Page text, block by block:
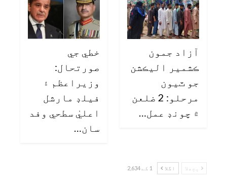
آزاد جمون
ڪشمير اليڪشن
جو ٽيون
مرحلو: 2 ضلعن
۾ چونڊ عمل…
خطي جي
صورتحال:
وزيراعظم ۽
فيلڊ مارشل
اعليٰ سطحي وفد
سان…
پچھلا اگلا 1 کے 2,634